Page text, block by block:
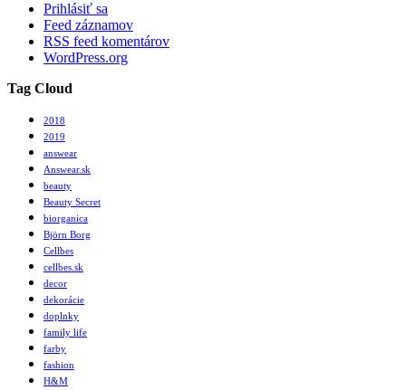
Prihlásiť sa
Feed záznamov
RSS feed komentárov
WordPress.org
Tag Cloud
2018
2019
answear
Answear.sk
beauty
Beauty Secret
biorganica
Björn Borg
Cellbes
cellbes.sk
decor
dekorácie
doplnky
family life
farby
fashion
H&M